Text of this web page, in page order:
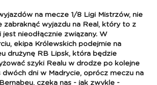
na mecze 1/8 Ligi Mistrzów, nie
zabraknąć wyjazdu na Real, który to z
nieodłącznie związany. W
ekipa Królewskich podejmie na
drużynę RB Lipsk, która będzie
szyki Realu w drodze po kolejne
dwóch dni w Madrycie, oprócz meczu na
czeka nas - jak zwykle -